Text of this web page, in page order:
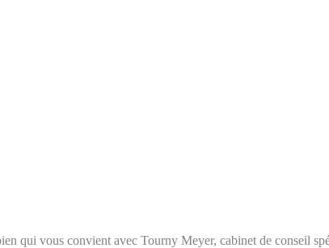
qui vous convient avec Tourny Meyer, cabinet de conseil